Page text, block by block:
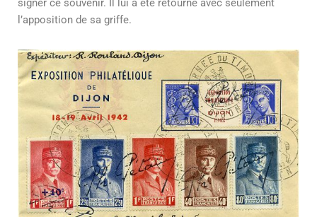
signer ce souvenir. Il lui a été retourné avec seulement
l’apposition de sa griffe.